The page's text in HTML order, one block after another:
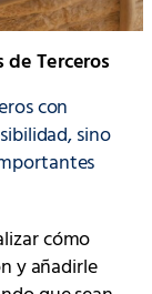
Terceros
con
sino
cómo
y añadirle